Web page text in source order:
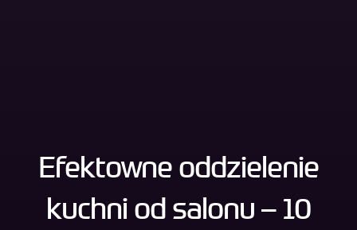
Efektowne oddzielenie
kuchni od salonu – 10